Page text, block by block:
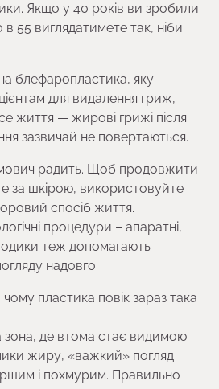
Якщо у 40 років ви зробили
55 виглядатимете так, ніби
блефаропластика, яку
для видалення гриж,
життя — жирові грижі після
зазвичай не повертаються.
радить. Щоб продовжити
за шкірою, використовуйте
спосіб життя.
процедури – апаратні,
теж допомагають
надовго.
пластика повік зараз така
де втома стає видимою.
жиру, «важкий» погляд
і похмурим. Правильно